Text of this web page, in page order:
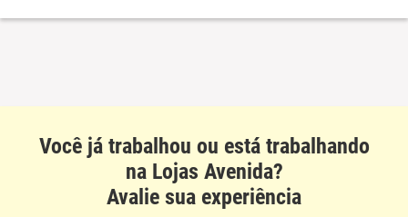
Você já trabalhou ou está trabalhando
na Lojas Avenida?
Avalie sua experiência